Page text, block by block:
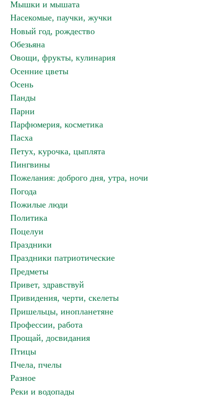
Мышки и мышата
Насекомые, паучки, жучки
Новый год, рождество
Обезьяна
Овощи, фрукты, кулинария
Осенние цветы
Осень
Панды
Парни
Парфюмерия, косметика
Пасха
Петух, курочка, цыплята
Пингвины
Пожелания: доброго дня, утра, ночи
Погода
Пожилые люди
Политика
Поцелуи
Праздники
Праздники патриотические
Предметы
Привет, здравствуй
Привидения, черти, скелеты
Пришельцы, инопланетяне
Профессии, работа
Прощай, досвидания
Птицы
Пчела, пчелы
Разное
Реки и водопады